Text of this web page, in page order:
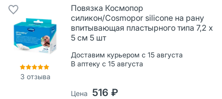
3 отзыва
Повязка Космопор
силикон/Cosmopor silicone на рану
впитывающая пластырного типа 7,2 х
5 см 5 шт
Доставим курьером с 15 августа
В аптеку с 15 августа
Цена 516 ₽